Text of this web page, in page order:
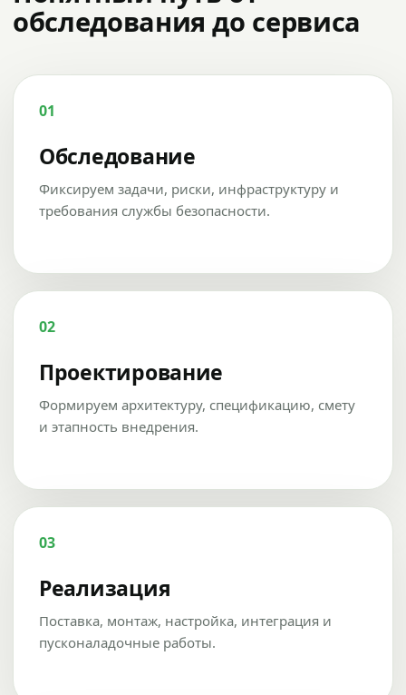
обследования до сервиса
01
Обследование
Фиксируем задачи, риски, инфраструктуру и
требования службы безопасности.
02
Проектирование
Формируем архитектуру, спецификацию, смету
и этапность внедрения.
03
Реализация
Поставка, монтаж, настройка, интеграция и
пусконаладочные работы.